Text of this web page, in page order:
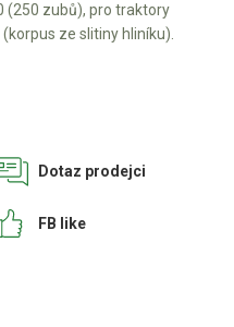
(250 zubů), pro traktory
(korpus ze slitiny hliníku).
Dotaz prodejci
FB like